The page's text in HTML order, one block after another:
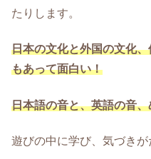
たりします。
日本の文化と外国の文化
もあって面白い！
日本語の音と、英語の音
遊びの中に学び、気づきが